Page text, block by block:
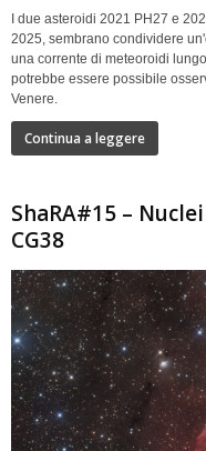
I due asteroidi 2021 PH27 e
2025, sembrano condividere
una corrente di meteoroidi
potrebbe essere possibile
Venere.
Continua a leggere
ShaRA#15 –
CG38